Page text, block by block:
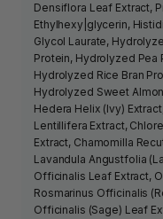
Densiflora Leaf Extract,
Ethylhexy|glycerin,
Glycol Laurate,
Protein, Hydrolyzed Pea
Hydrolyzed Rice Bran
Hydrolyzed Sweet
Hedera Helix (Ivy)
Lentillifera Extract,
Extract, Chamomilla
Lavandula Angustfolia
Officinalis Leaf Extract,
Rosmarinus Officinalis
Officinalis (Sage) Leaf